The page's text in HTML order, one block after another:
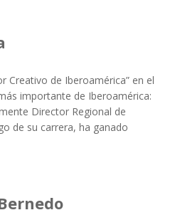
Creativo de Iberoamérica” en el
importante de Iberoamérica:
Director Regional de
de su carrera, ha ganado